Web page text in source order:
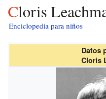
Cloris
Enciclopedia para niños
Datos
Cloris